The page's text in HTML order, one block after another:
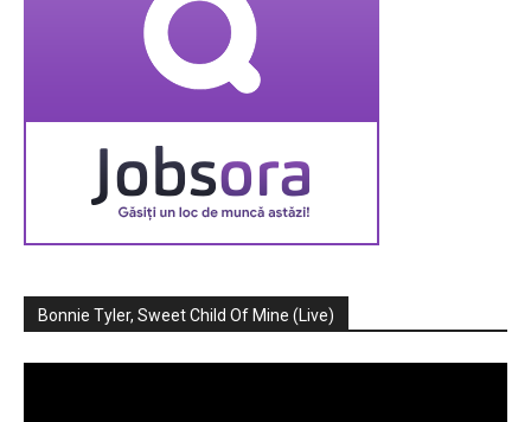
Bonnie Tyler, Sweet Child Of Mine (Live)